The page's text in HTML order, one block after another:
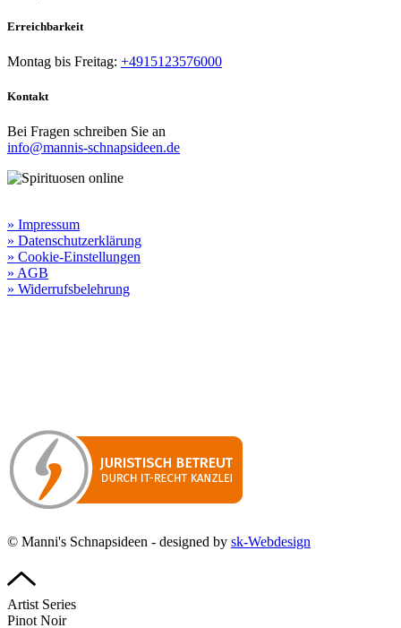
Erreichbarkeit​
Montag bis Freitag: +4915123576000
Kontakt
Bei Fragen schreiben Sie an
info@mannis-schnapsideen.de
» Impressum
» Datenschutzerklärung
» Cookie-Einstellungen
» AGB
» Widerrufsbelehrung
© Manni's Schnapsideen - designed by sk-Webdesign
Artist Series
Pinot Noir